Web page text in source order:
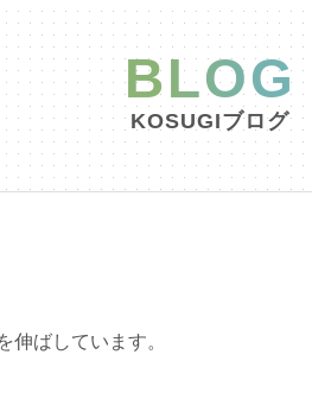
BLOG
KOSUGIブログ
伸ばしています。